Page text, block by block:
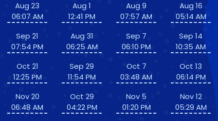
Aug 23
06:07 AM
Sep 21
07:54 PM
Oct 21
12:25 PM
Nov 20
06:48 AM
Aug 1
12:41 PM
Aug 31
06:25 AM
Sep 29
11:54 PM
Oct 29
04:22 PM
Aug 9
07:57 AM
Sep 7
06:10 PM
Oct 7
03:48 AM
Nov 5
01:20 PM
Aug 16
05:14 AM
Sep 14
10:35 AM
Oct 13
06:14 PM
Nov 12
05:29 AM